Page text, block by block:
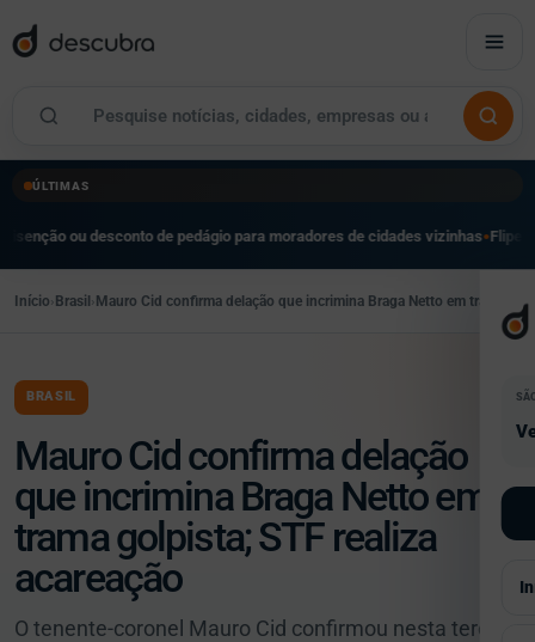
ÚLTIMAS
de pedágio para moradores de cidades vizinhas●Flipei reúne mais
Início›Brasil›Mauro Cid confirma delação que incrimina Braga Netto em trama
BRASIL
Mauro Cid confirma delação
que incrimina Braga Netto em
trama golpista; STF realiza
acareação
O tenente-coronel Mauro Cid confirmou nesta terça-